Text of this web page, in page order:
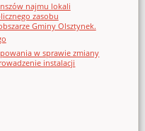
najmu lokali
zasobu
Gminy Olsztynek.
w sprawie zmiany
instalacji